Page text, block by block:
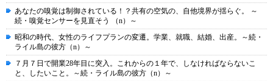
あなたの嗅覚は制御されている！？共有の空気の、自他境界が揺らぐ。 ～
続・嗅覚センサーを見直そう （n）～
昭和の時代、女性のライフプランの変遷。学業、就職、結婚、出産。～続・
ライル島の彼方（n）～
７月７日で開業28年目に突入。これからの１年で、しなければならないこ
と、したいこと。～続・ライル島の彼方（n）～